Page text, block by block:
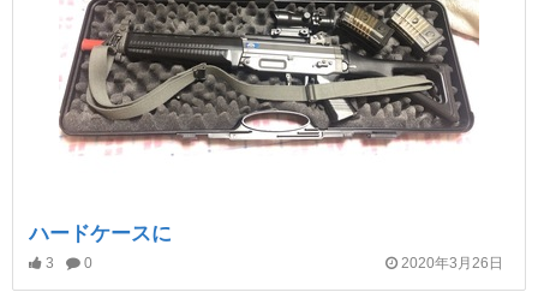
ハードケースに
3 0 2020年3月26日